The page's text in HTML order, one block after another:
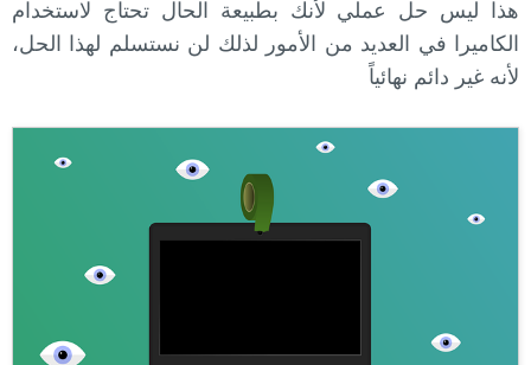
هذا ليس حل عملي لأنك بطبيعة الحال تحتاج لاستخدام
الكاميرا في العديد من الأمور لذلك لن نستسلم لهذا الحل،
لأنه غير دائم نهائياً